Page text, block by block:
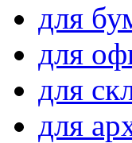
для
для
для
для